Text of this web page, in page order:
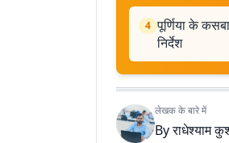
4 पूर्णिया के
निर्देश
लेखक के बारे में
Byराधेश्याम